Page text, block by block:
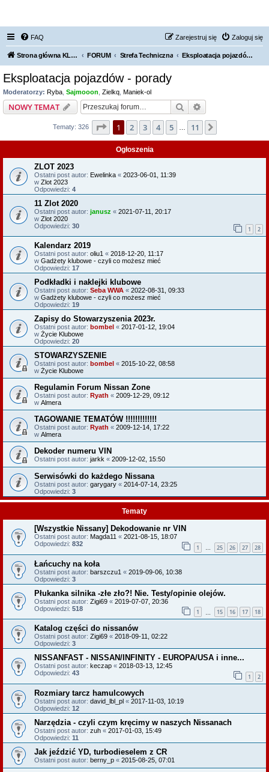
FAQ Zaloguj się
Zarejestruj się
Strona główna KLUBU FORUM Strefa Techniczna Eksploatacja pojazdów - porady
Eksploatacja pojazdów - porady
Moderatorzy: Ryba Sajmooon Zielkq Maniek-ol
NOWY TEMAT Szukaj
Tematy: 326 Strona1 z11
1 2 3 4 5 11
Ogłoszenia
ZLOT 2023
Ostatni post autor: Ewelinka « 2023-06-01, 11:39
w Zlot 2023
Odpowiedzi: 4
11 Zlot 2020
Ostatni post autor: janusz « 2021-07-11, 20:17
w Zlot 2020
Odpowiedzi: 30 1 2
Kalendarz 2019
Ostatni post autor: oliu1 « 2018-12-20, 11:17
w Gadżety klubowe - czyli co możesz mieć
Odpowiedzi: 17
Podkładki i naklejki klubowe
Ostatni post autor: Seba WWA « 2022-08-31, 09:33
w Gadżety klubowe - czyli co możesz mieć
Odpowiedzi: 19
Zapisy do Stowarzyszenia 2023r.
Ostatni post autor: bombel « 2017-01-12, 19:04
w Życie Klubowe
Odpowiedzi: 20
STOWARZYSZENIE
Ostatni post autor: bombel « 2015-10-22, 08:58
w Życie Klubowe
Regulamin Forum Nissan Zone
Ostatni post autor: Ryath « 2009-12-29, 09:12
w Almera
TAGOWANIE TEMATÓW !!!!!!!!!!!!!
Ostatni post autor: Ryath « 2009-12-14, 17:22
w Almera
Dekoder numeru VIN
Ostatni post autor: jarkk « 2009-12-02, 15:50
Serwisówki do każdego Nissana
Ostatni post autor: garygary « 2014-07-14, 23:25
Odpowiedzi: 3
Tematy
[Wszystkie Nissany] Dekodowanie nr VIN
Ostatni post autor: Magda11 « 2021-08-15, 18:07
Odpowiedzi: 832 1 … 25 26 27 28
Łańcuchy na koła
Ostatni post autor: barszczu1 « 2019-09-06, 10:38
Odpowiedzi: 3
Płukanka silnika -złe zło?! Nie. Testy/opinie olejów.
Ostatni post autor: Zigi69 « 2019-07-07, 20:36
Odpowiedzi: 518 1 15 16 17 18
Katalog części do nissanów
Ostatni post autor: Zigi69 « 2018-09-11, 02:22
Odpowiedzi: 3
NISSANFAST - NISSAN/INFINITY - EUROPA/USA i inne...
Ostatni post autor: keczap « 2018-03-13, 12:45
Odpowiedzi: 43 1 2
Rozmiary tarcz hamulcowych
Ostatni post autor: david_lbl_pl « 2017-11-03, 10:19
Odpowiedzi: 12
Narzędzia - czyli czym kręcimy w naszych Nissanach
Ostatni post autor: zuh « 2017-01-03, 15:49
Odpowiedzi: 11
Jak jeździć YD, turbodieselem z CR
Ostatni post autor: berny_p « 2015-08-25, 07:01